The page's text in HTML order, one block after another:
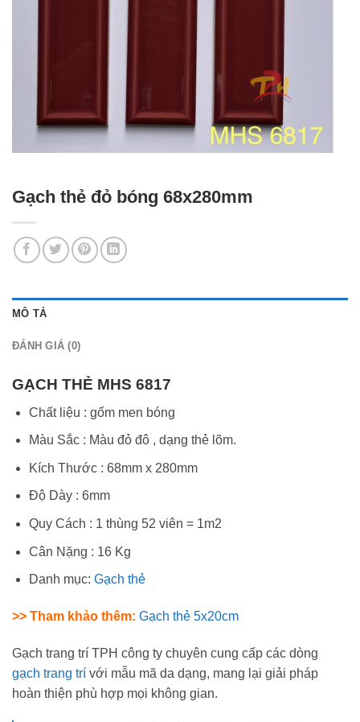
Gạch thẻ đỏ bóng 68x280mm
MÔ TẢ
ĐÁNH GIÁ (0)
GẠCH THẺ MHS 6817
Chất liệu : gốm men bóng
Màu Sắc : Màu đỏ đô , dạng thẻ lõm.
Kích Thước : 68mm x 280mm
Độ Dày : 6mm
Quy Cách : 1 thùng 52 viên = 1m2
Cân Nặng : 16 Kg
Danh mục: Gạch thẻ
>> Tham khảo thêm: Gạch thẻ 5x20cm
Gạch trang trí TPH công ty chuyên cung cấp các dòng
gạch trang trí với mẫu mã da dạng, mang lại giải pháp
hoàn thiện phù hợp mọi không gian.